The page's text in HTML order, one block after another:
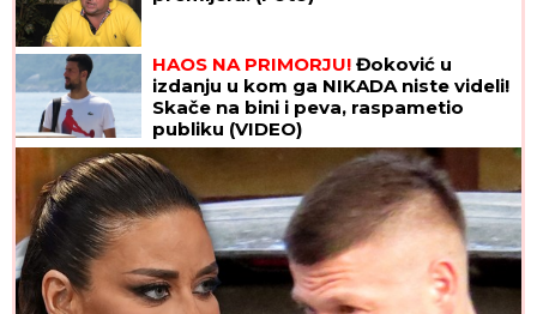
HAOS NA PRIMORJU! Đoković u
izdanju u kom ga NIKADA niste videli!
Skače na bini i peva, raspametio
publiku (VIDEO)